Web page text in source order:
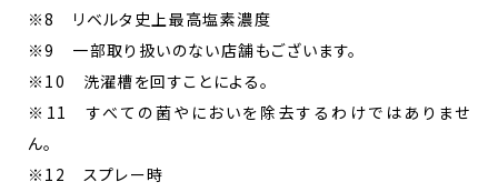
※8 リベルタ史上最高塩素濃度
※9 一部取り扱いのない店舗もございます。
※10 洗濯槽を回すことによる。
※11 すべての菌やにおいを除去するわけではありませ
ん。
※12 スプレー時